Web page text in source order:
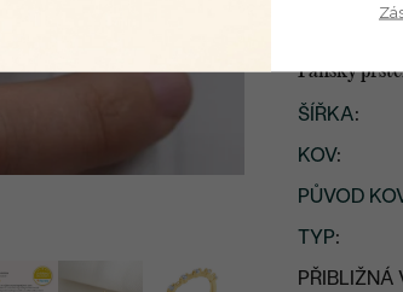
Detaily
Pánský
ŠÍŘKA:
KOV:
PŮVOD
TYP:
PŘIBLIŽNÁ